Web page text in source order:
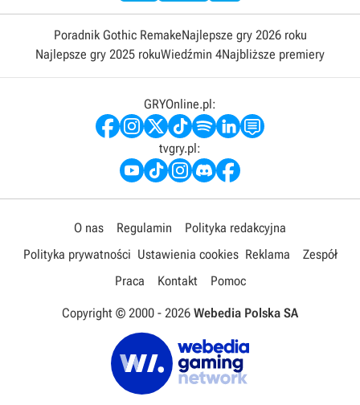
Poradnik Gothic RemakeNajlepsze gry 2026 roku
Najlepsze gry 2025 rokuWiedźmin 4Najbliższe premiery
GRYOnline.pl:
tvgry.pl:
O nas Regulamin
Polityka redakcyjna
Polityka prywatności Ustawienia cookies Reklama
Zespół
Praca
Kontakt Pomoc
Copyright © 2000 - 2026 Webedia Polska SA